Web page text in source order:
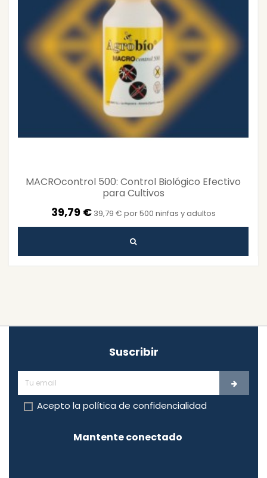
MACROcontrol 500: Control Biológico Efectivo
para Cultivos
39,79 € 39,79 € por 500 ninfas y adultos
Suscribir
Acepto la política de confidencialidad
Mantente conectado